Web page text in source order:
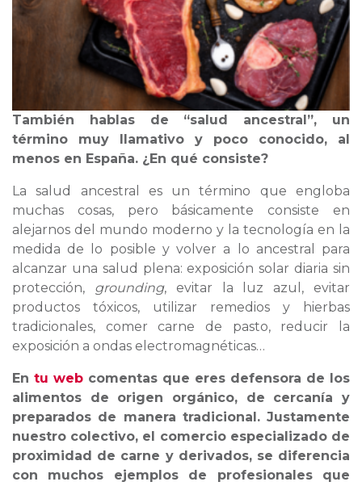
También hablas de “salud ancestral”, un
término muy llamativo y poco conocido, al
menos en España. ¿En qué consiste?
La salud ancestral es un término que engloba
muchas cosas, pero básicamente consiste en
alejarnos del mundo moderno y la tecnología en la
medida de lo posible y volver a lo ancestral para
alcanzar una salud plena: exposición solar diaria sin
protección, grounding, evitar la luz azul, evitar
productos tóxicos, utilizar remedios y hierbas
tradicionales, comer carne de pasto, reducir la
exposición a ondas electromagnéticas…
En tu web comentas que eres defensora de los
alimentos de origen orgánico, de cercanía y
preparados de manera tradicional. Justamente
nuestro colectivo, el comercio especializado de
proximidad de carne y derivados, se diferencia
con muchos ejemplos de profesionales que